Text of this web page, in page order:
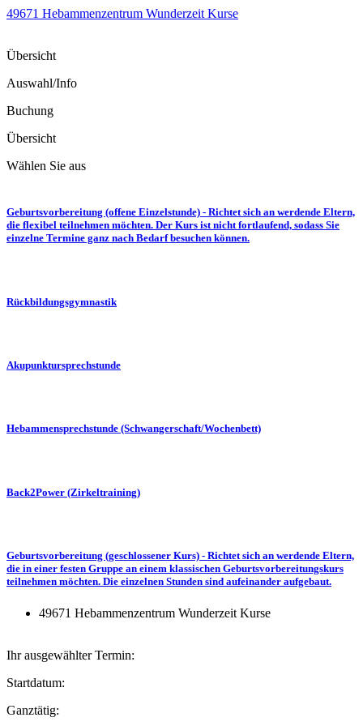
49671 Hebammenzentrum Wunderzeit Kurse
Übersicht
Auswahl/Info
Buchung
Übersicht
Wählen Sie aus
Geburtsvorbereitung (offene Einzelstunde) - Richtet sich an werdende Eltern,
die flexibel teilnehmen möchten. Der Kurs ist nicht fortlaufend, sodass Sie
einzelne Termine ganz nach Bedarf besuchen können.
Rückbildungsgymnastik
Akupunktursprechstunde
Hebammensprechstunde (Schwangerschaft/Wochenbett)
Back2Power (Zirkeltraining)
Geburtsvorbereitung (geschlossener Kurs) - Richtet sich an werdende Eltern,
die in einer festen Gruppe an einem klassischen Geburtsvorbereitungskurs
teilnehmen möchten. Die einzelnen Stunden sind aufeinander aufgebaut.
49671 Hebammenzentrum Wunderzeit Kurse
Ihr ausgewählter Termin:
Startdatum:
Ganztätig: